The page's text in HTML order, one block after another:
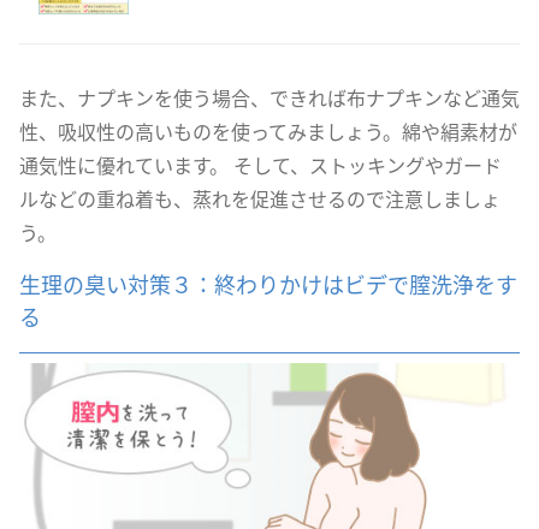
また、ナプキンを使う場合、できれば布ナプキンなど通気
性、吸収性の高いものを使ってみましょう。綿や絹素材が
通気性に優れています。 そして、ストッキングやガード
ルなどの重ね着も、蒸れを促進させるので注意しましょ
う。
生理の臭い対策３：終わりかけはビデで膣洗浄をす
る